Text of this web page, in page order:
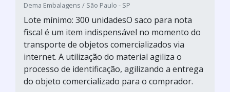
Dema Embalagens / São Paulo - SP
Lote mínimo: 300 unidadesO saco para nota
fiscal é um item indispensável no momento do
transporte de objetos comercializados via
internet. A utilização do material agiliza o
processo de identificação, agilizando a entrega
do objeto comercializado para o comprador.